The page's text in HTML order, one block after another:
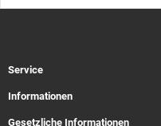
Service
Informationen
Gesetzliche Informationen